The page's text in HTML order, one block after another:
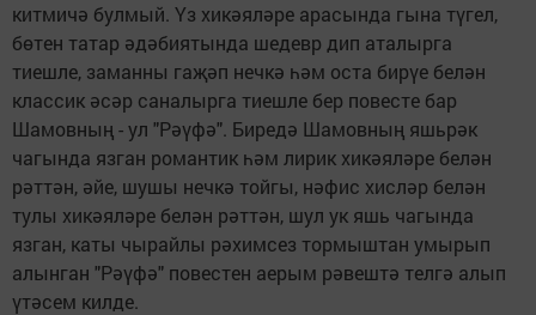
китмичә булмый. Үз хикәяләре арасында гына түгел,
бөтен татар әдәбиятында шедевр дип аталырга
тиешле, заманны гаҗәп нечкә һәм оста бирүе белән
классик әсәр саналырга тиешле бер повесте бар
Шамовның - ул "Рәүфә". Биредә Шамовның яшьрәк
чагында язган романтик һәм лирик хикәяләре белән
рәттән, әйе, шушы нечкә тойгы, нәфис хисләр белән
тулы хикәяләре белән рәттән, шул ук яшь чагында
язган, каты чырайлы рәхимсез тормыштан умырып
алынган "Рәүфә" повестен аерым рәвештә телгә алып
үтәсем килде.